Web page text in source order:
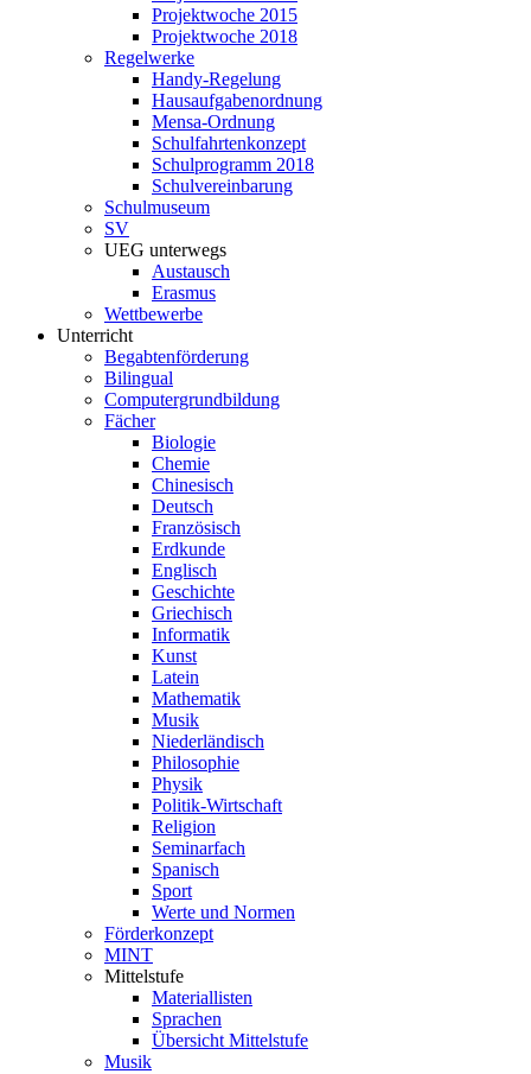
Projektwoche 2015
Projektwoche 2018
Regelwerke
Handy-Regelung
Hausaufgabenordnung
Mensa-Ordnung
Schulfahrtenkonzept
Schulprogramm 2018
Schulvereinbarung
Schulmuseum
SV
UEG unterwegs
Austausch
Erasmus
Wettbewerbe
Unterricht
Begabtenförderung
Bilingual
Computergrundbildung
Fächer
Biologie
Chemie
Chinesisch
Deutsch
Französisch
Erdkunde
Englisch
Geschichte
Griechisch
Informatik
Kunst
Latein
Mathematik
Musik
Niederländisch
Philosophie
Physik
Politik-Wirtschaft
Religion
Seminarfach
Spanisch
Sport
Werte und Normen
Förderkonzept
MINT
Mittelstufe
Materiallisten
Sprachen
Übersicht Mittelstufe
Musik